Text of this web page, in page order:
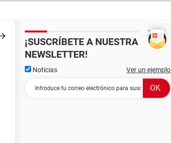
¡SUSCRÍBETE A NUESTRA
NEWSLETTER!
Noticias Ver un ejemplo